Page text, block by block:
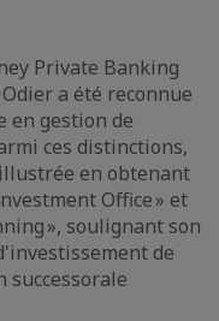
Private Banking
a été reconnue
en gestion de
ces distinctions,
en obtenant
Office » et
», soulignant son
de